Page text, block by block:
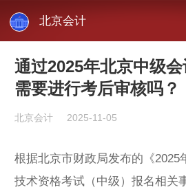
北京会计
通过2025年北京中级会
需要进行考后审核吗？
北京会计 2025-11-05
根据北京市财政局发布的《2025
技术资格考试（中级）报名相关